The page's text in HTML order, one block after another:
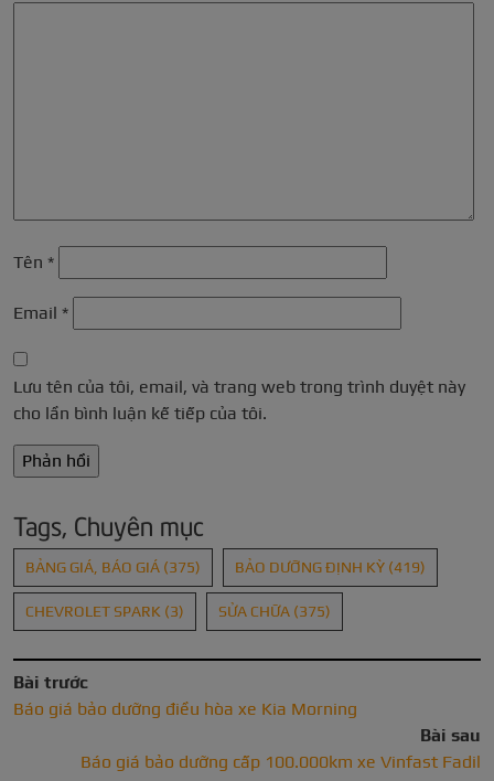
Tên *
Email *
Lưu tên của tôi, email, và trang web trong trình duyệt này
cho lần bình luận kế tiếp của tôi.
Tags, Chuyên mục
BẢNG GIÁ, BÁO GIÁ (375) BẢO DƯỠNG ĐỊNH KỲ (419)
CHEVROLET SPARK (3) SỬA CHỮA (375)
Bài trước
Báo giá bảo dưỡng điều hòa xe Kia Morning
Bài sau
Báo giá bảo dưỡng cấp 100.000km xe Vinfast Fadil